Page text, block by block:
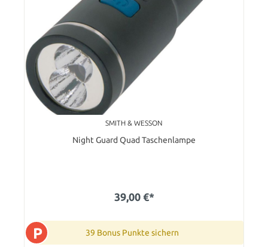
SMITH & WESSON
Night Guard Quad Taschenlampe
39,00 €*
P 39 Bonus Punkte sichern